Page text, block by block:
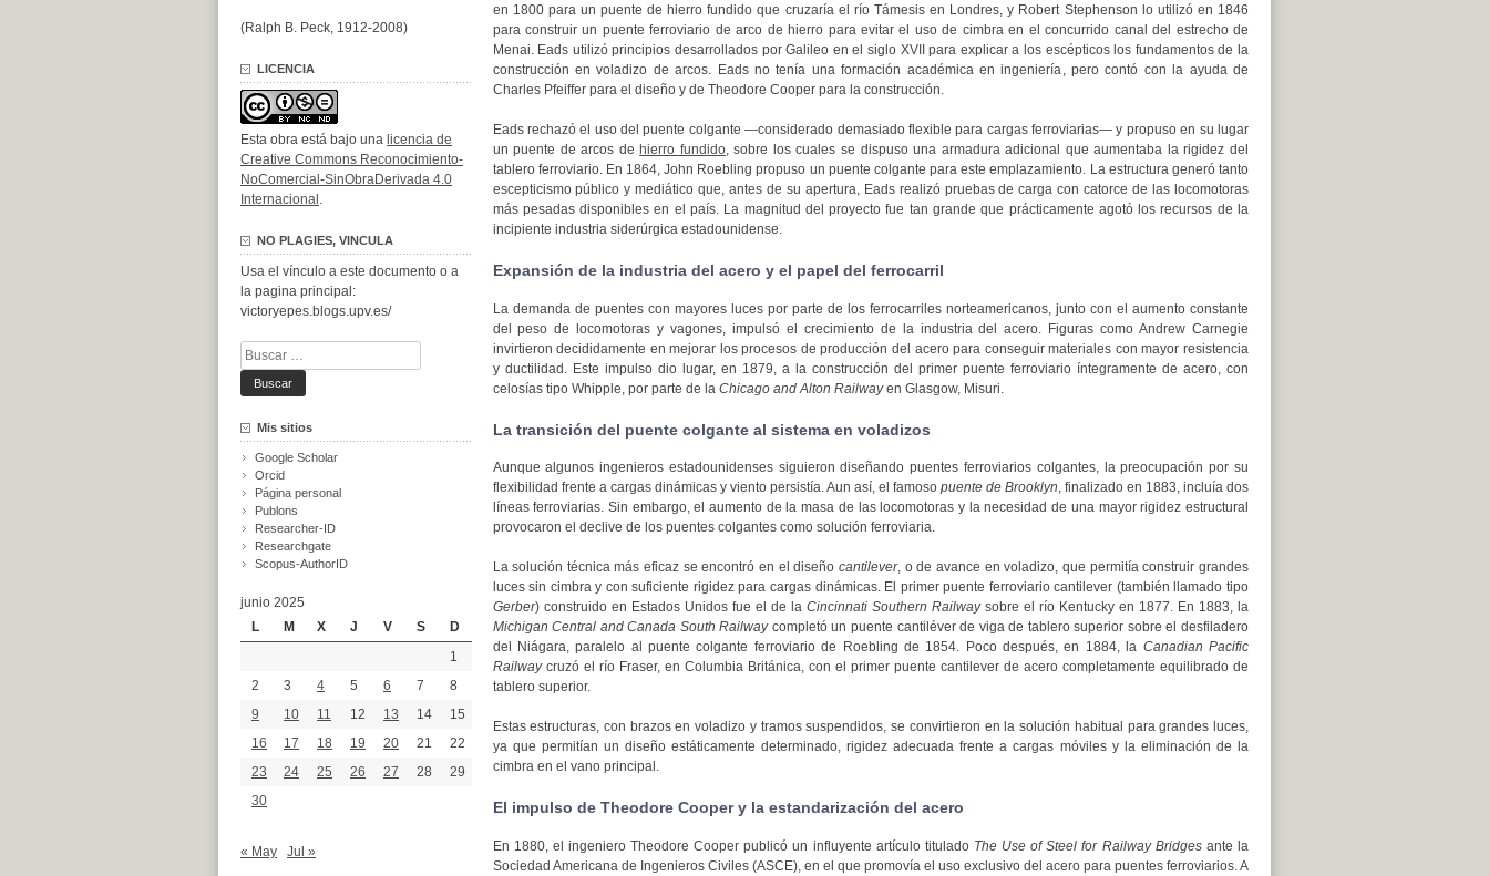
en 1800 para un puente de hierro fundido que cruzaría el río Támesis en Londres, y Robert Stephenson lo utilizó en 1846
para construir un puente ferroviario de arco de hierro para evitar el uso de cimbra en el concurrido canal del estrecho de
Menai. Eads utilizó principios desarrollados por Galileo en el siglo XVII para explicar a los escépticos los fundamentos de la
construcción en voladizo de arcos. Eads no tenía una formación académica en ingeniería, pero contó con la ayuda de
Charles Pfeiffer para el diseño y de Theodore Cooper para la construcción.
Eads rechazó el uso del puente colgante —considerado demasiado flexible para cargas ferroviarias— y propuso en su lugar
un puente de arcos de hierro fundido, sobre los cuales se dispuso una armadura adicional que aumentaba la rigidez del
tablero ferroviario. En 1864, John Roebling propuso un puente colgante para este emplazamiento. La estructura generó tanto
escepticismo público y mediático que, antes de su apertura, Eads realizó pruebas de carga con catorce de las locomotoras
más pesadas disponibles en el país. La magnitud del proyecto fue tan grande que prácticamente agotó los recursos de la
incipiente industria siderúrgica estadounidense.
Expansión de la industria del acero y el papel del ferrocarril
La demanda de puentes con mayores luces por parte de los ferrocarriles norteamericanos, junto con el aumento constante
del peso de locomotoras y vagones, impulsó el crecimiento de la industria del acero. Figuras como Andrew Carnegie
invirtieron decididamente en mejorar los procesos de producción del acero para conseguir materiales con mayor resistencia
y ductilidad. Este impulso dio lugar, en 1879, a la construcción del primer puente ferroviario íntegramente de acero, con
celosías tipo Whipple, por parte de la Chicago and Alton Railwayen Glasgow, Misuri.
La transición del puente colgante al sistema en voladizos
Aunque algunos ingenieros estadounidenses siguieron diseñando puentes ferroviarios colgantes, la preocupación por su
flexibilidad frente a cargas dinámicas y viento persistía. Aun así, el famoso puente de Brooklyn, finalizado en 1883, incluía dos
líneas ferroviarias. Sin embargo, el aumento de la masa de las locomotoras y la necesidad de una mayor rigidez estructural
provocaron el declive de los puentes colgantes como solución ferroviaria.
La solución técnica más eficaz se encontró en el diseñocantilever, o de avance en voladizo, que permitía construir grandes
luces sin cimbra y con suficiente rigidez para cargas dinámicas. El primer puente ferroviario cantilever (también llamado tipo
Gerber) construido en Estados Unidos fue el de la Cincinnati Southern Railwaysobre el río Kentucky en 1877. En 1883, la
Michigan Central and Canada South Railwaycompletó un puente cantiléver de viga de tablero superior sobre el desfiladero
del Niágara, paralelo al puente colgante ferroviario de Roebling de 1854. Poco después, en 1884, la Canadian Pacific
Railwaycruzó el río Fraser, en Columbia Británica, con el primer puente cantilever de acero completamente equilibrado de
tablero superior.
Estas estructuras, con brazos en voladizo y tramos suspendidos, se convirtieron en la solución habitual para grandes luces,
ya que permitían un diseño estáticamente determinado, rigidez adecuada frente a cargas móviles y la eliminación de la
cimbra en el vano principal.
El impulso de Theodore Cooper y la estandarización del acero
En 1880, el ingeniero Theodore Cooper publicó un influyente artículo titulado The Use of Steel for Railway Bridgesante la
Sociedad Americana de Ingenieros Civiles (ASCE), en el que promovía el uso exclusivo del acero para puentes ferroviarios. A
(Ralph B. Peck, 1912-2008)
LICENCIA
Esta obra está bajo una licencia de
Creative Commons Reconocimiento-
NoComercial-SinObraDerivada 4.0
Internacional .
NO PLAGIES, VINCULA
Usa el vínculo a este documento o a
la pagina principal:
victoryepes.blogs.upv.es/
Buscar:
Mis sitios
Google Scholar
Orcid
Página personal
Publons
Researcher-ID
Researchgate
Scopus-AuthorID
junio 2025
L
M X J V S
D
1
2
3 4 5 6 7
8
9
10 11 12 13 14
15
16
17 18 19 20 21
22
23
24 25 26 27 28
29
30
« May Jul »